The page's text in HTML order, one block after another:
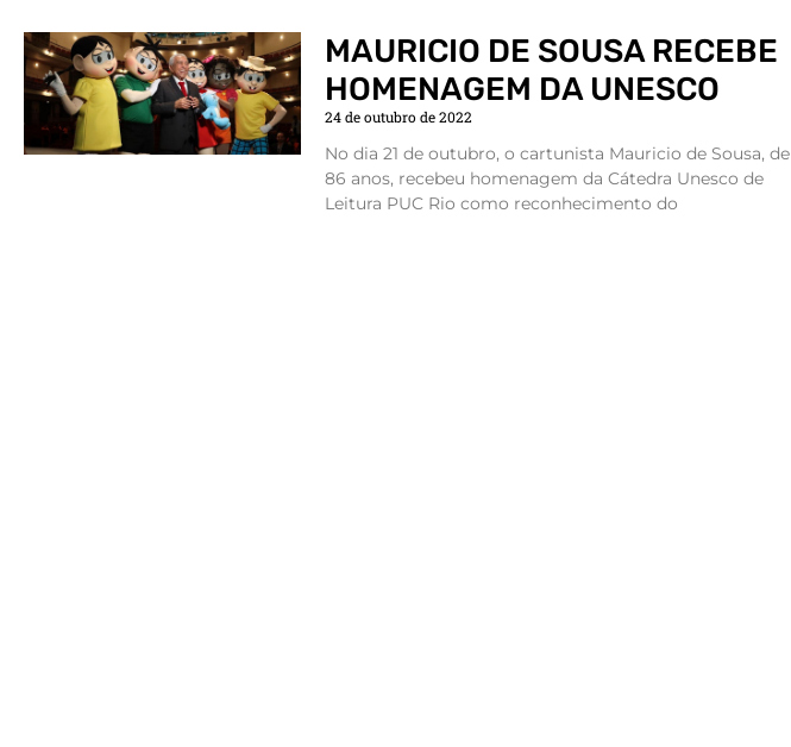
MAURICIO DE SOUSA RECEBE
HOMENAGEM DA UNESCO
24 de outubro de 2022
No dia 21 de outubro, o cartunista Mauricio de Sousa, de
86 anos, recebeu homenagem da Cátedra Unesco de
Leitura PUC Rio como reconhecimento do